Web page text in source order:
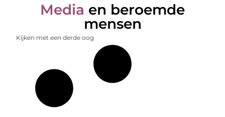
Media en beroemde
mensen
Kijken met een derde oog